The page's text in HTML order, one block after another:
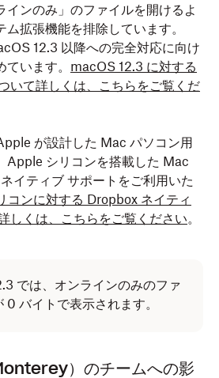
インのみ」のファイルを開けるよ
拡張機能を排除しています。
12.3 以降への完全対応に向け
います。 macOS 12.3 に対する
いて詳しくは、こちらをご覧くだ
が設計した Mac パソコン用
Apple シリコンを搭載した Mac
イティブ サポートをご利用いた
コンに対する Dropbox ネイティ
しくは、こちらをご覧ください。
では、オンラインのみのファ
0 バイトで表示されます。
）のチームへの影